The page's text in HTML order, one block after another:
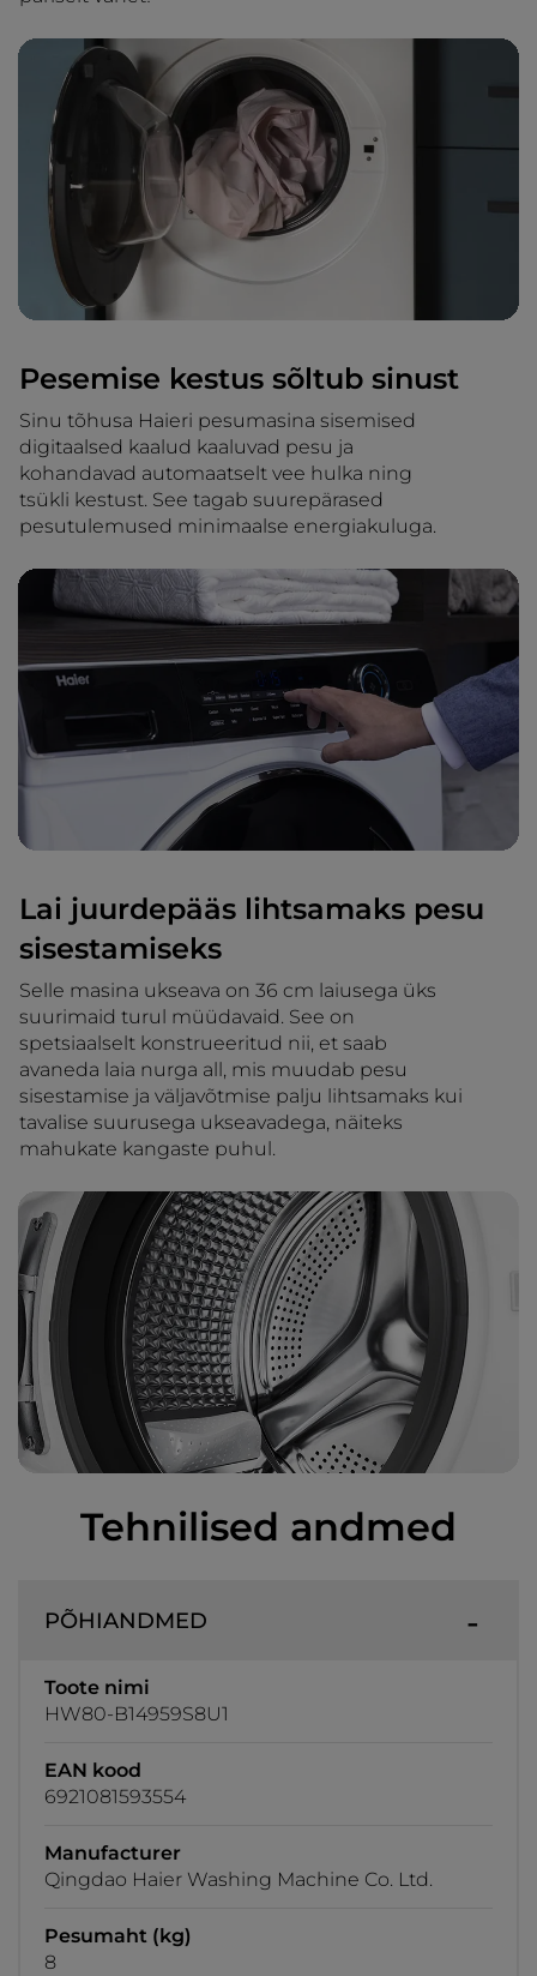
Pesemise kestus sõltub sinust
Sinu tõhusa Haieri pesumasina sisemised
digitaalsed kaalud kaaluvad pesu ja
kohandavad automaatselt vee hulka ning
tsükli kestust. See tagab suurepärased
pesutulemused minimaalse energiakuluga.
Lai juurdepääs lihtsamaks pesu
sisestamiseks
Selle masina ukseava on 36 cm laiusega üks
suurimaid turul müüdavaid. See on
spetsiaalselt konstrueeritud nii, et saab
avaneda laia nurga all, mis muudab pesu
sisestamise ja väljavõtmise palju lihtsamaks kui
tavalise suurusega ukseavadega, näiteks
mahukate kangaste puhul.
Tehnilised andmed
PÕHIANDMED
Toote nimi
HW80-B14959S8U1
EAN kood
6921081593554
Manufacturer
Qingdao Haier Washing Machine Co. Ltd.
Pesumaht (kg)
8